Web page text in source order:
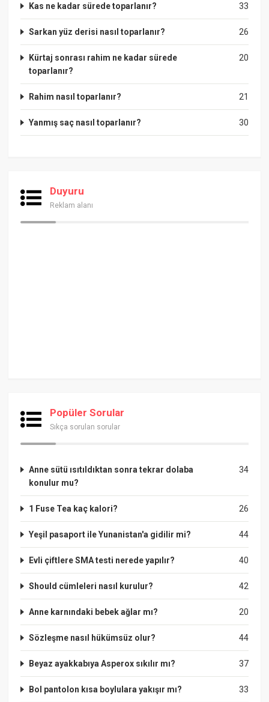
33
Kas ne kadar sürede toparlanır?
26
Sarkan yüz derisi nasıl toparlanır?
20
Kürtaj sonrası rahim ne kadar sürede
toparlanır?
21
Rahim nasıl toparlanır?
30
Yanmış saç nasıl toparlanır?
Duyuru
Reklam alanı
Popüler Sorular
Sıkça sorulan sorular
34
Anne sütü ısıtıldıktan sonra tekrar dolaba
konulur mu?
26
1 Fuse Tea kaç kalori?
44
Yeşil pasaport ile Yunanistan'a gidilir mi?
40
Evli çiftlere SMA testi nerede yapılır?
42
Should cümleleri nasıl kurulur?
20
Anne karnındaki bebek ağlar mı?
44
Sözleşme nasıl hükümsüz olur?
37
Beyaz ayakkabıya Asperox sıkılır mı?
33
Bol pantolon kısa boylulara yakışır mı?